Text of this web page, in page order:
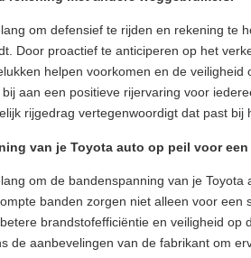
om defensief te rijden en rekening te
Door proactief te anticiperen op het
helpen voorkomen en de
aan een positieve rijervaring voor
rijgedrag vertegenwoordigt dat past bij
van je Toyota auto op peil voor
om de bandenspanning van je
banden zorgen niet alleen voor
brandstofefficiëntie en veiligheid op
de aanbevelingen van de fabrikant om